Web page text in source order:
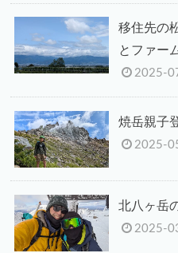
移住先の
とファー
2025-
焼岳親子
2025-
北八ヶ岳
2025-